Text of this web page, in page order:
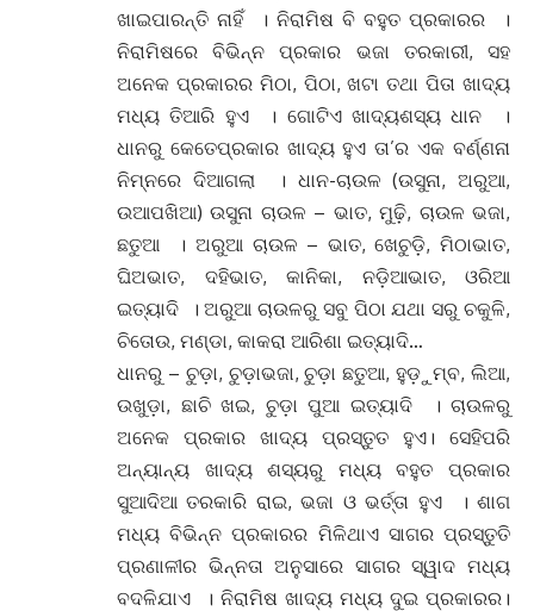
ଖାଇପାରନ୍ତି ନାହିଁ । ନିରାମିଷ ବି ବହୁତ ପ୍ରକାରର ।
ନିରାମିଷରେ ବିଭିନ୍ନ ପ୍ରକାର ଭଜା ତରକାରୀ, ସହ
ଅନେକ ପ୍ରକାରର ମିଠା, ପିଠା, ଖଟା ତଥା ପିତା ଖାଦ୍ୟ
ମଧ୍ୟ ତିଆରି ହୁଏ । ଗୋଟିଏ ଖାଦ୍ୟଶସ୍ୟ ଧାନ ।
ଧାନରୁ କେତେପ୍ରକାର ଖାଦ୍ୟ ହୁଏ ତା’ର ଏକ ବର୍ଣ୍ଣନା
ନିମ୍ନରେ ଦିଆଗଲା । ଧାନ-ଚାଉଳ (ଉସୁନା, ଅରୁଆ,
ଉଆପଖିଆ) ଉସୁନା ଚାଉଳ – ଭାତ, ମୁଢ଼ି, ଚାଉଳ ଭଜା,
ଛତୁଆ । ଅରୁଆ ଚାଉଳ – ଭାତ, ଖେଚୁଡ଼ି, ମିଠାଭାତ,
ଘିଅଭାତ, ଦହିଭାତ, କାନିକା, ନଡ଼ିଆଭାତ, ଓରିଆ
ଇତ୍ୟାଦି । ଅରୁଆ ଚାଉଳରୁ ସବୁ ପିଠା ଯଥା ସରୁ ଚକୁଳି,
ଚିତୋଉ, ମଣ୍ଡା, କାକରା ଆରିଶା ଇତ୍ୟାଦି…
ଧାନରୁ – ଚୁଡ଼ା, ଚୁଡ଼ାଭଜା, ଚୁଡ଼ା ଛତୁଆ, ହୁଡ଼ୁମ୍ବ, ଲିଆ,
ଉଖୁଡ଼ା, ଛାଚି ଖଇ, ଚୁଡ଼ା ପୁଆ ଇତ୍ୟାଦି । ଚାଉଳରୁ
ଅନେକ ପ୍ରକାର ଖାଦ୍ୟ ପ୍ରସ୍ତୁତ ହୁଏ। ସେହିପରି
ଅନ୍ୟାନ୍ୟ ଖାଦ୍ୟ ଶସ୍ୟରୁ ମଧ୍ୟ ବହୁତ ପ୍ରକାର
ସୁଆଦିଆ ତରକାରି ରାଇ, ଭଜା ଓ ଭର୍ତ୍ତା ହୁଏ । ଶାଗ
ମଧ୍ୟ ବିଭିନ୍ନ ପ୍ରକାରର ମିଳିଥାଏ ସାଗର ପ୍ରସ୍ତୁତି
ପ୍ରଣାଳୀର ଭିନ୍ନତା ଅନୁସାରେ ସାଗର ସ୍ୱାଦ ମଧ୍ୟ
ବଦଳିଯାଏ । ନିରାମିଷ ଖାଦ୍ୟ ମଧ୍ୟ ଦୁଇ ପ୍ରକାରର।